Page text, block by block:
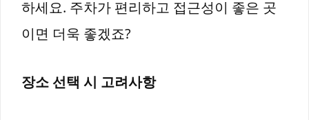
하세요. 주차가 편리하고 접근성이 좋은 곳
이면 더욱 좋겠죠?
장소 선택 시 고려사항